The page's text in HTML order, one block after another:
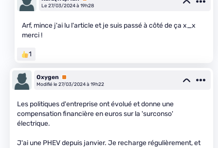
Le 27/03/2024 à 19h28
Arf, mince j'ai lu l'article et je suis passé à côté de ça x_x
merci !
1
Oxygen
Premium
Modifié le 27/03/2024 à 19h22
Les politiques d'entreprise ont évolué et donne une
compensation financière en euros sur la 'surconso'
électrique.
J'ai une PHEV depuis janvier. Je recharge régulièrement, et